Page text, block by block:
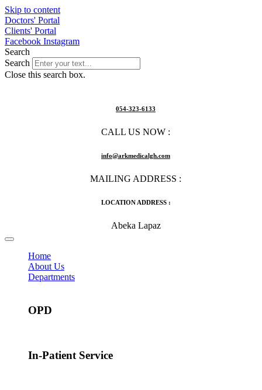
Skip to content
Doctors' Portal
Clients' Portal
Facebook Instagram
Search
Search
Close this search box.
054-323-6133
CALL US NOW :
info@arkmedicalgh.com
MAILING ADDRESS :
LOCATION ADDRESS :
Abeka Lapaz
Home
About Us
Departments
OPD
In-Patient Service